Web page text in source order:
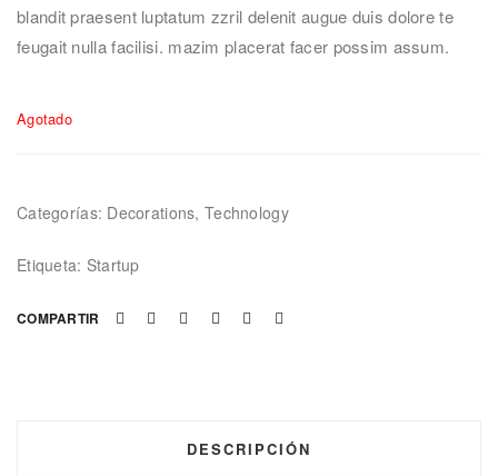
blandit praesent luptatum zzril delenit augue duis dolore te
feugait nulla facilisi. mazim placerat facer possim assum.
Agotado
Categorías: Decorations,Technology
Etiqueta: Startup
COMPARTIR
DESCRIPCIÓN